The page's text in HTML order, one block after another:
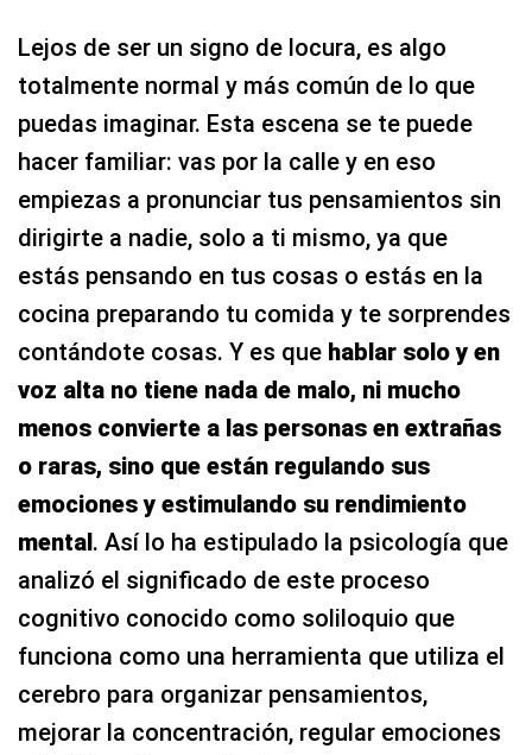
Lejos de ser un signo de locura, es algo
totalmente normal y más común de lo que
puedas imaginar. Esta escena se te puede
hacer familiar: vas por la calle y en eso
empiezas a pronunciar tus pensamientos sin
dirigirte a nadie, solo a ti mismo, ya que
estás pensando en tus cosas o estás en la
cocina preparando tu comida y te sorprendes
contándote cosas. Y es que hablar solo y en
voz alta no tiene nada de malo, ni mucho
menos convierte a las personas en extrañas
o raras, sino que están regulando sus
emociones y estimulando su rendimiento
mental. Así lo ha estipulado la psicología que
analizó el significado de este proceso
cognitivo conocido como soliloquio que
funciona como una herramienta que utiliza el
cerebro para organizar pensamientos,
mejorar la concentración, regular emociones